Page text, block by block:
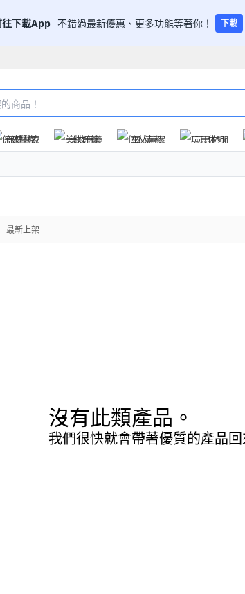
往下載App 不錯過最新優惠、更多功能等著你！ 下載
保健醫療 美妝保養 個人清潔 玩具休閒
最新上架
沒有此類產品。
我們很快就會帶著優質的產品